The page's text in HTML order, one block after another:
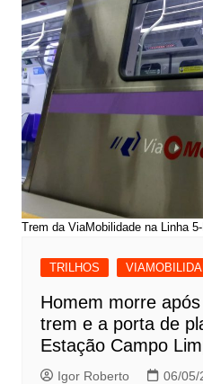
Trem da ViaMobilidade na Linha
TRILHOS
Homem morre
trem e a porta de
Estação Campo
Igor Roberto 06/05/